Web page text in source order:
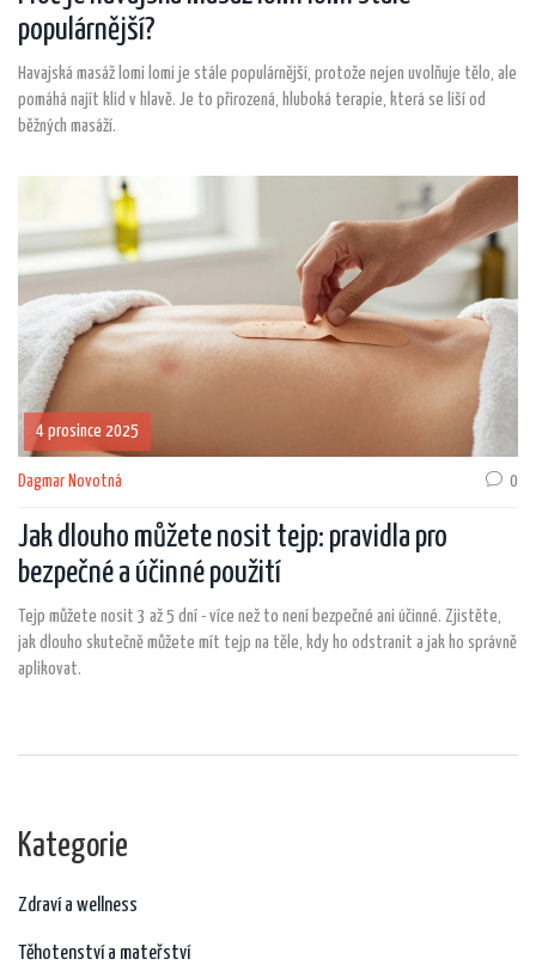
populárnější?
Havajská masáž lomi lomi je stále populárnější, protože nejen uvolňuje tělo, ale
pomáhá najít klid v hlavě. Je to přirozená, hluboká terapie, která se liší od
běžných masáží.
4 prosince 2025
Dagmar Novotná 0
Jak dlouho můžete nosit tejp: pravidla pro
bezpečné a účinné použití
Tejp můžete nosit 3 až 5 dní - více než to není bezpečné ani účinné. Zjistěte,
jak dlouho skutečně můžete mít tejp na těle, kdy ho odstranit a jak ho správně
aplikovat.
Kategorie
Zdraví a wellness
Těhotenství a mateřství